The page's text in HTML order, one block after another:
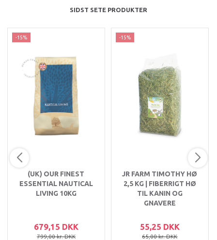
SIDST SETE PRODUKTER
-15%
(UK) OUR FINEST
ESSENTIAL NAUTICAL
LIVING 10KG
679,15 DKK
799,00 kr. DKK
-15%
JR FARM TIMOTHY HØ
2,5 KG | FIBERRIGT HØ
TIL KANIN OG
GNAVERE
55,25 DKK
65,00 kr. DKK